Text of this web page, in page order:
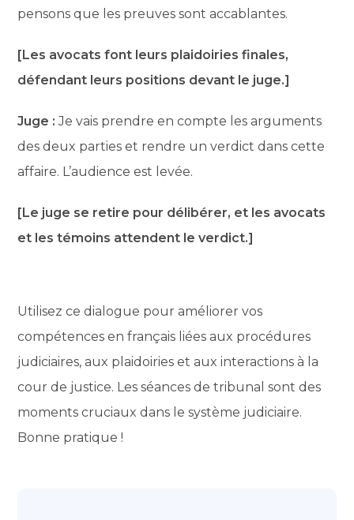
pensons que les preuves sont accablantes.
[Les avocats font leurs plaidoiries finales,
défendant leurs positions devant le juge.]
Juge : Je vais prendre en compte les arguments
des deux parties et rendre un verdict dans cette
affaire. L’audience est levée.
[Le juge se retire pour délibérer, et les avocats
et les témoins attendent le verdict.]
Utilisez ce dialogue pour améliorer vos
compétences en français liées aux procédures
judiciaires, aux plaidoiries et aux interactions à la
cour de justice. Les séances de tribunal sont des
moments cruciaux dans le système judiciaire.
Bonne pratique !